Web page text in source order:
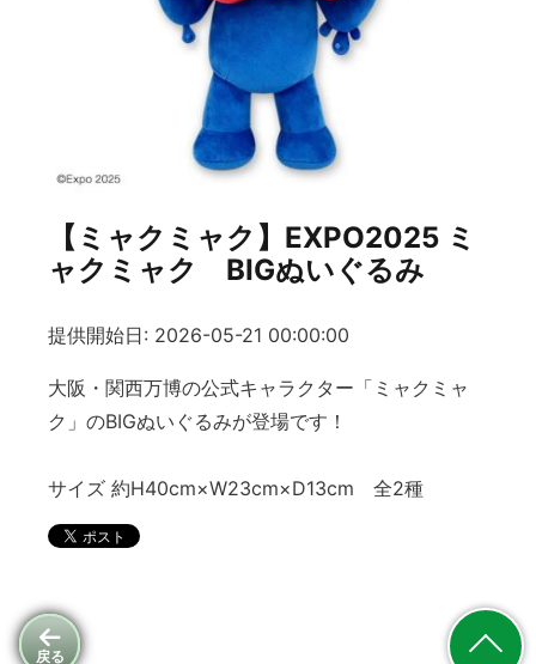
戻る
【ミャクミャク】EXPO2025 ミ
ャクミャク BIGぬいぐるみ
提供開始日: 2026-05-21 00:00:00
大阪・関西万博の公式キャラクター「ミャクミャ
ク」のBIGぬいぐるみが登場です！
サイズ 約H40cm×W23cm×D13cm 全2種